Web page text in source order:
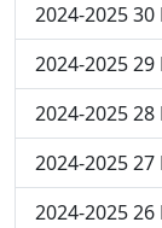
2024-2025 30
2024-2025 29
2024-2025 28
2024-2025 27
2024-2025 26